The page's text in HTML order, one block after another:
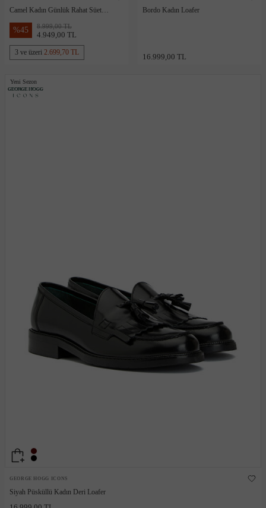
Camel Kadın Günlük Rahat Süet
%45 8.999,00 TL
4.949,00 TL
3 ve üzeri 2.699,70 TL
Bordo Kadın Loafer
16.999,00 TL
Yeni Sezon
GEORGE HOGG ICONS
Siyah Püsküllü Kadın Deri Loafer